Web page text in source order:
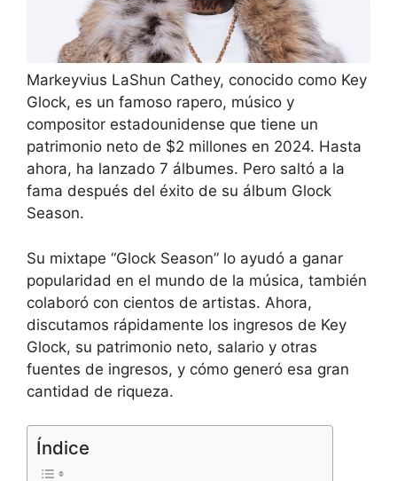
Markeyvius LaShun Cathey, conocido como Key
Glock, es un famoso rapero, músico y
compositor estadounidense que tiene un
patrimonio neto de $2 millones en 2024. Hasta
ahora, ha lanzado 7 álbumes. Pero saltó a la
fama después del éxito de su álbum Glock
Season.
Su mixtape “Glock Season” lo ayudó a ganar
popularidad en el mundo de la música, también
colaboró con cientos de artistas. Ahora,
discutamos rápidamente los ingresos de Key
Glock, su patrimonio neto, salario y otras
fuentes de ingresos, y cómo generó esa gran
cantidad de riqueza.
Índice